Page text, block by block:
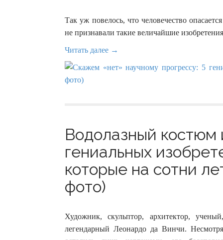
Так уж повелось, что человечество
не признавали такие величайшие
Читать далее →
Водолазный костюм
гениальных
которые на сотни
фото)
Художник, скульптор, архитектор,
легендарный Леонардо да Винчи.